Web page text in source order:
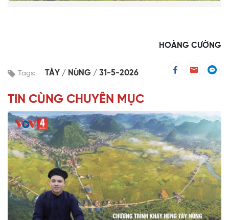
HOÀNG CƯỜNG
Tags: TÀY NÙNG 31-5-2026
TIN CÙNG CHUYÊN MỤC